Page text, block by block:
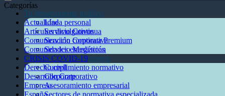
Tu departamento jurídico
Línea personal
Servicio Continua
Servicio Continua Premium
Servicio Mediación
Empresa y emprendimiento
Cumplimiento normativo
Corporate
Asesoramiento empresarial
Sectores de normativa especializada
Categorías
Actualidad
Artículos divulgativos
Comunicación corporativa
Comunidades energéticas
CRISIS COVID-19
Derecho civil
Desarrollo Corporativo
Empresa
España